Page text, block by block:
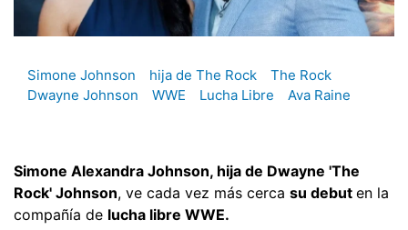
Simone Johnson hija de The Rock
The Rock
Dwayne Johnson
WWE Lucha Libre Ava Raine
Simone Alexandra Johnson, hija de Dwayne 'The
Rock' Johnson, ve cada vez más cerca su debut en la
compañía de lucha libre WWE.